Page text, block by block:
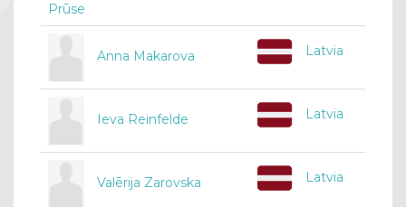
Prūse
Anna Makarova Latvia
Ieva Reinfelde Latvia
Valērija Zarovska Latvia